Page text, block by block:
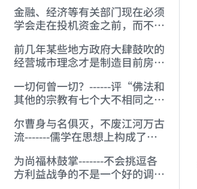
金融、经济等有关部门现在必须
学会走在投机资金之前，而不是
前几年某些地方政府大肆鼓吹的
经营城市理念才是制造目前房地
一切何曾一切？------评“佛法和
其他的宗教有七个大不相同之
尔曹身与名俱灭，不废江河万古
流-------儒学在思想上构成了真
为尚福林鼓掌-------不会挑逗各
方利益战争的不是一个好的调控